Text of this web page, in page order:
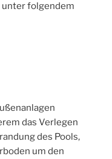
unter folgendem
das Verlegen
des Pools,
um den